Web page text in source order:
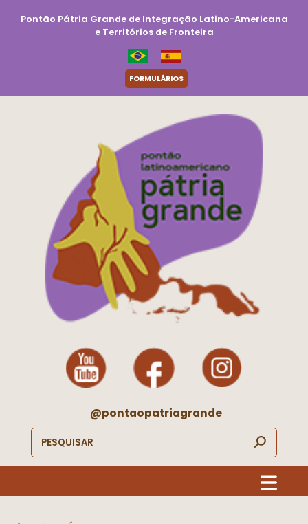
Pontão Pátria Grande de Integração Latino-Americana
e Territórios de Fronteira
FORMULÁRIOS
@pontaopatriagrande